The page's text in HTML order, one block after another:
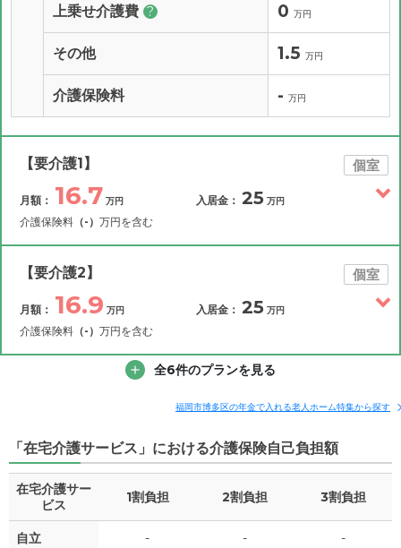
上乗せ介護費 ? 0 万円
その他 1.5 万円
介護保険料 - 万円
【要介護1】 個室
月額： 16.7 万円
介護保険料 （-） 万円を含む
入居金： 25 万円
月額費用 16.7
5 万円
6.2 万円
食費 ? 3.3 万円
水道・光熱費 0
?
【要介護2】 個室
月額： 16.9 万円
介護保険料 （-） 万円を含む
入居金： 25 万円
入居金
その他費用
補足情報
家賃 5
管理費 ? 6.2 万円
全6件のプランを見る
福岡市博多区の年金で入れる老人ホーム特集から探す
「在宅介護サービス」における介護保険自己負担額
在宅介護サー
ビス
1割負担 2割負担 3割負担
自立 - - -